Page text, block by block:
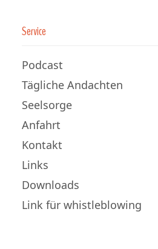
Service
Podcast
Tägliche Andachten
Seelsorge
Anfahrt
Kontakt
Links
Downloads
Link für whistleblowing